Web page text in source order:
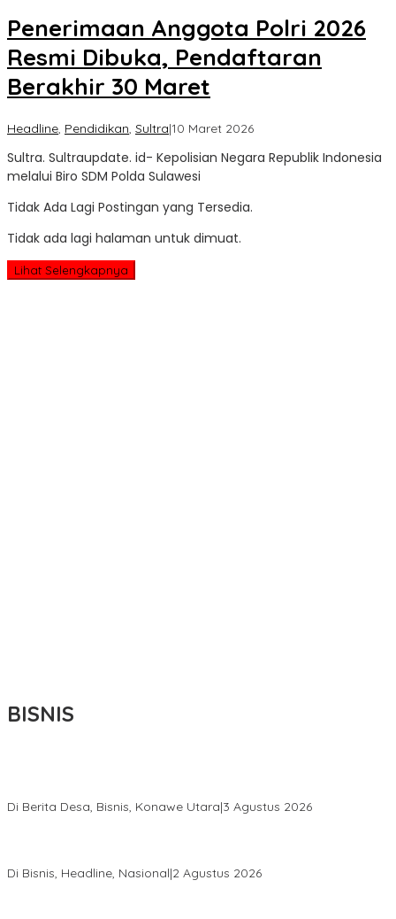
Penerimaan Anggota Polri 2026
Resmi Dibuka, Pendaftaran
Berakhir 30 Maret
Headline, Pendidikan, Sultra|10 Maret 2026oleh
Update
Sultra. Sultraupdate. id- Kepolisian Negara Republik Indonesia
melalui Biro SDM Polda Sulawesi
Tidak Ada Lagi Postingan yang Tersedia.
Tidak ada lagi halaman untuk dimuat.
Lihat Selengkapnya
BISNIS
Di Berita Desa, Bisnis, Konawe Utara|3 Agustus 2026
Di Bisnis, Headline, Nasional|2 Agustus 2026